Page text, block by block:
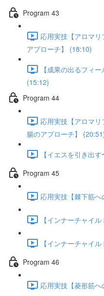
Program 43
応用実技【アロマ
アプローチ】 (18:10)
【成果の出るフィ
(15:12)
Program 44
応用実技【アロマ
腸のアプローチ】
【イエスを引き出
Program 45
応用実技【棘下筋
【インナーチャイ
【インナーチャイ
Program 46
応用実技【菱形筋